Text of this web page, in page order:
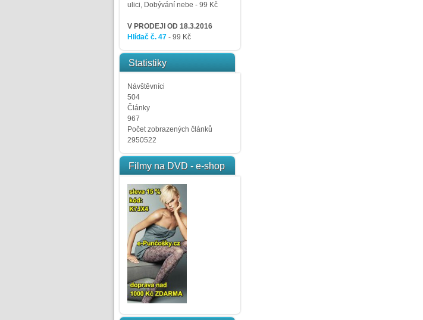
ulici, Dobývání nebe - 99 Kč
V PRODEJI OD 18.3.2016
Hlídač č. 47- 99 Kč
Statistiky
Návštěvníci
504
Články
967
Počet zobrazených článků
2950522
Filmy na DVD - e-shop